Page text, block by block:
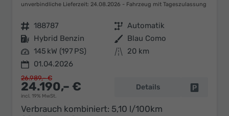
unverbindliche Lieferzeit: 24.08.2026 Fahrzeug mit Tageszulassung
Fahrzeugnr. 188787 Getriebe Automatik
Kraftstoff Hybrid Benzin Außenfarbe Blau Como
Leistung 145 kW (197 PS) Kilometerstand
20 km
01.04.2026
24.190,– €
incl. 19% MwSt.
26.989,– €
Details
Verbrauch kombiniert: 5,10 l/100km